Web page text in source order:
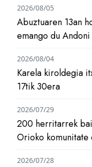
Abuztuaren 13an
emango du
2026/08/05
Karela kiroldegia
17tik 30era
2026/08/04
200 herritarrek
Orioko
2026/07/29
2026/07/28